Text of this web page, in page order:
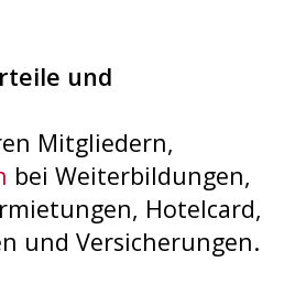
und
Mitgliedern,
bei Weiterbildungen,
Hotelcard,
und Versicherungen.